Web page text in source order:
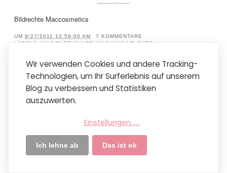
Bildrechte Maccosmetics
UM 9/27/2011 10:59:00 AM
7 KOMMENTARE
LABELS: MAC FACE CHART MAC MAC ME OVER
Neuere Posts Ältere Posts
Startseite
Mobile Version anzeigen
Posts (Atom)
Wir verwenden Cookies und andere Tracking-
Technologien, um Ihr Surferlebnis auf unserem
Blog zu verbessern und Statistiken
auszuwerten.
Einstellungen......
Ich lehne ab Das ist ok